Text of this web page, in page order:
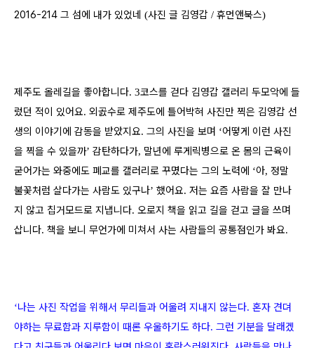
2016-214 그 섬에 내가 있었네 (사진 글 김영갑 / 휴먼앤북스)
제주도 올레길을 좋아합니다. 3코스를 걷다 김영갑 갤러리 두모악에 들
렀던 적이 있어요. 외곬수로 제주도에 틀어박혀 사진만 찍은 김영갑 선
생의 이야기에 감동을 받았지요. 그의 사진을 보며 ‘어떻게 이런 사진
을 찍을 수 있을까’ 감탄하다가, 말년에 루게릭병으로 온 몸의 근육이
굳어가는 와중에도 폐교를 갤러리로 꾸몄다는 그의 노력에 ‘아, 정말
불꽃처럼 살다가는 사람도 있구나’ 했어요. 저는 요즘 사람을 잘 만나
지 않고 칩거모드로 지냅니다. 오로지 책을 읽고 길을 걷고 글을 쓰며
삽니다. 책을 보니 무언가에 미쳐서 사는 사람들의 공통점인가 봐요.
‘나는 사진 작업을 위해서 무리들과 어울려 지내지 않는다. 혼자 견뎌
야하는 무료함과 지루함이 때론 우울하기도 하다. 그런 기분을 달래겠